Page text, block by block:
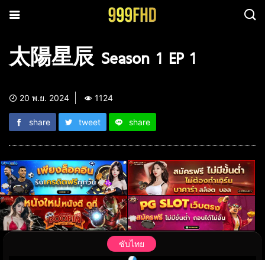
太陽星辰 Season 1 EP 1
20 พ.ย. 2024 1124
share tweet share
ซับไทย